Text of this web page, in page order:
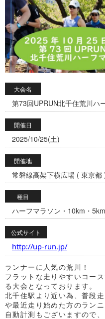
大会名
第73回UPRUN北千住荒川ハ
開催日
2025/10/25(土)
開催地
常磐線高架下横広場 ( 東京都
種目
ハーフマラソン・10km・5km
公式サイト
http://up-run.jp/
ランナーに人気の荒川！
フラットな走りやすいコー
る大会となっております。
北千住駅より近い為、普段
や最近走り始めた方のラン
自動計測もございますので